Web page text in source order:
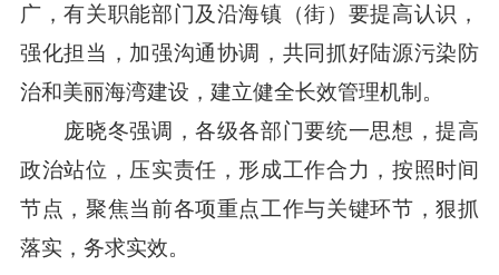
广，有关职能部门及沿海镇（街）要提高认识，
强化担当，加强沟通协调，共同抓好陆源污染防
治和美丽海湾建设，建立健全长效管理机制。
庞晓冬强调，各级各部门要统一思想，提高
政治站位，压实责任，形成工作合力，按照时间
节点，聚焦当前各项重点工作与关键环节，狠抓
落实，务求实效。